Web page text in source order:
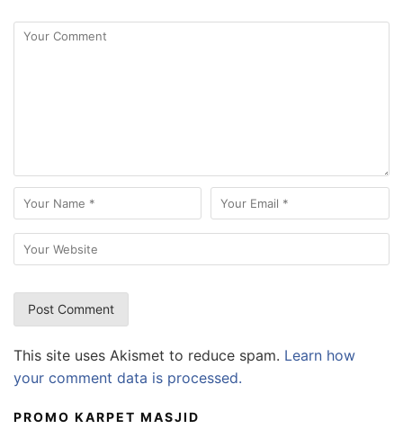
This site uses Akismet to reduce spam. Learn how
your comment data is processed.
PROMO KARPET MASJID